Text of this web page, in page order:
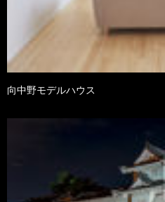
向中野モデルハウス